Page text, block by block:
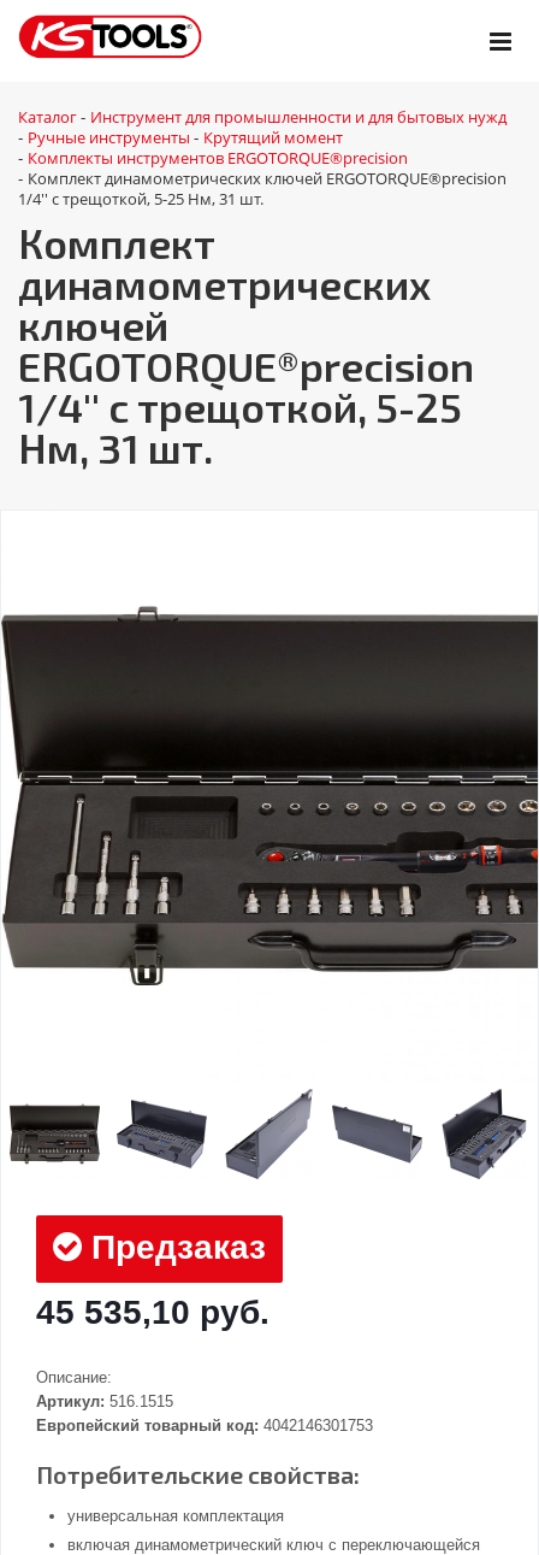
Каталог - Инструмент для промышленности и для бытовых нужд
- Ручные инструменты - Крутящий момент
- Комплекты инструментов ERGOTORQUE®precision
- Комплект динамометрических ключей ERGOTORQUE®precision
1/4'' с трещоткой, 5-25 Нм, 31 шт.
Комплект
динамометрических
ключей
ERGOTORQUE®precision
1/4'' с трещоткой, 5-25
Нм, 31 шт.
Предзаказ
45 535,10 руб.
Описание:
Артикул: 516.1515
Европейский товарный код: 4042146301753
Потребительские свойства:
универсальная комплектация
включая динамометрический ключ с переключающейся